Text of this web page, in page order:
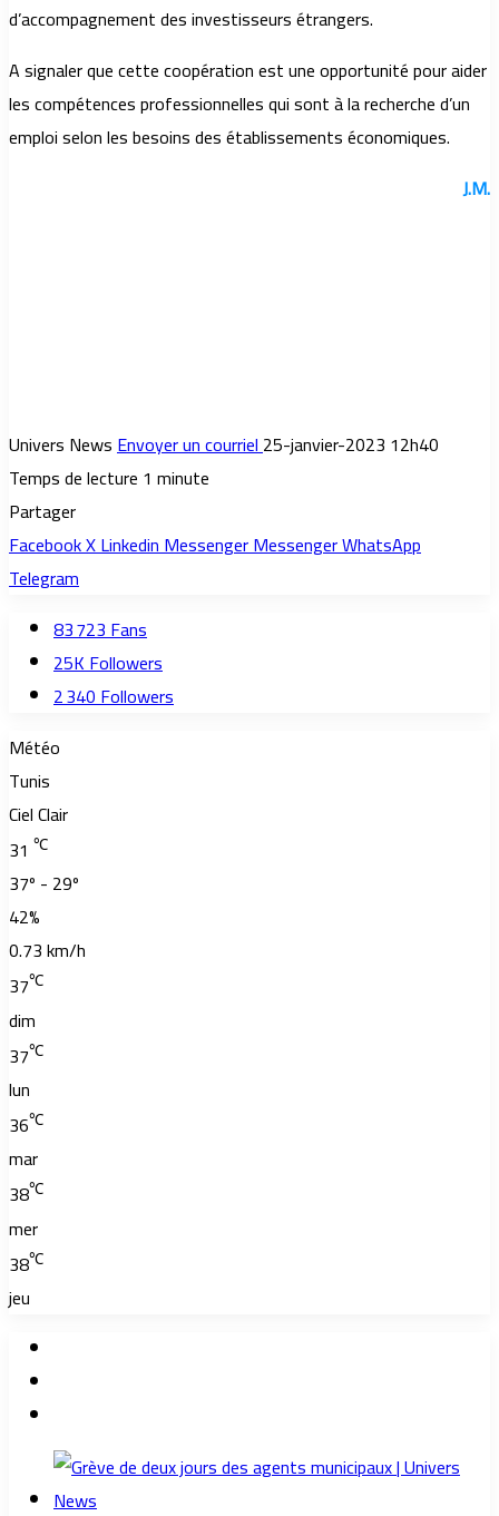
d’accompagnement des investisseurs étrangers.
A signaler que cette coopération est une opportunité pour aider
les compétences professionnelles qui sont à la recherche d’un
emploi selon les besoins des établissements économiques.
J.M.
Univers NewsEnvoyer un courriel25-janvier-2023 12h40
Temps de lecture 1 minute
Partager
FacebookXLinkedinMessengerMessengerWhatsApp
Telegram
83 723Fans
25KFollowers
2 340Followers
Météo
Tunis
Ciel Clair
31 ℃
37º - 29º
42%
0.73 km/h
37℃
dim
37℃
lun
36℃
mar
38℃
mer
38℃
jeu